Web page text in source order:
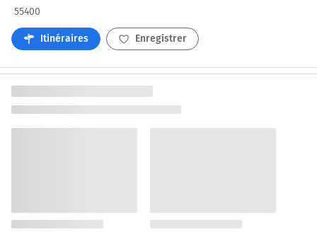
55400
Itinéraires Enregistrer